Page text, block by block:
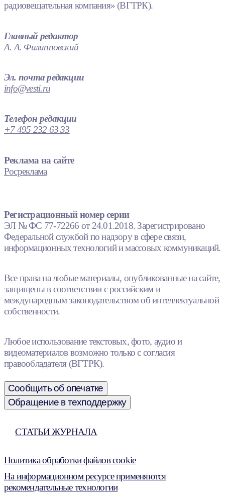
радиовещательная компания» (ВГТРК).
Главный редактор
А. А. Филипповский
Эл. почта редакции
info@vesti.ru
Телефон редакции
+7 495 232 63 33
Реклама на сайте
Росреклама
Регистрационный номер серии
ЭЛ № ФС 77-72266 от 24.01.2018. Зарегистрировано
Федеральной службой по надзору в сфере связи,
информационных технологий и массовых коммуникаций.
Все права на любые материалы, опубликованные на сайте,
защищены в соответствии с российским и
международным законодательством об интеллектуальной
собственности.
Любое использование текстовых, фото, аудио и
видеоматериалов возможно только с согласия
правообладателя (ВГТРК).
Сообщить об опечатке
Обращение в техподдержку
СТАТЬИ ЖУРНАЛА
Политика обработки файлов cookie
На информационном ресурсе применяются
рекомендательные технологии